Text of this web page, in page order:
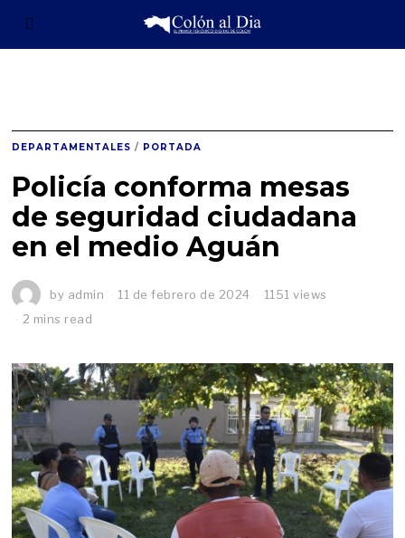
DEPARTAMENTALES / PORTADA
Policía conforma mesas
de seguridad ciudadana
en el medio Aguán
by admin 11 de febrero de 2024
e
b
r
e
r
o
d
e
2
1151 views
2 mins read